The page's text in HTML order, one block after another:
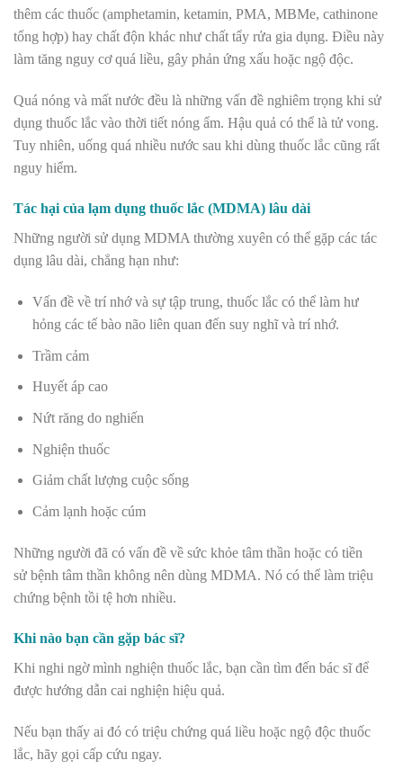
thêm các thuốc (amphetamin, ketamin, PMA, MBMe, cathinone
tổng hợp) hay chất độn khác như chất tẩy rửa gia dụng. Điều này
làm tăng nguy cơ quá liều, gây phản ứng xấu hoặc ngộ độc.
Quá nóng và mất nước đều là những vấn đề nghiêm trọng khi sử
dụng thuốc lắc vào thời tiết nóng ẩm. Hậu quả có thể là tử vong.
Tuy nhiên, uống quá nhiều nước sau khi dùng thuốc lắc cũng rất
nguy hiểm.
Tác hại của lạm dụng thuốc lắc (MDMA) lâu dài
Những người sử dụng MDMA thường xuyên có thể gặp các tác
dụng lâu dài, chẳng hạn như:
Vấn đề về trí nhớ và sự tập trung, thuốc lắc có thể làm hư
hỏng các tế bào não liên quan đến suy nghĩ và trí nhớ.
Trầm cảm
Huyết áp cao
Nứt răng do nghiến
Nghiện thuốc
Giảm chất lượng cuộc sống
Cảm lạnh hoặc cúm
Những người đã có vấn đề về sức khỏe tâm thần hoặc có tiền
sử bệnh tâm thần không nên dùng MDMA. Nó có thể làm triệu
chứng bệnh tồi tệ hơn nhiều.
Khi nào bạn cần gặp bác sĩ?
Khi nghi ngờ mình nghiện thuốc lắc, bạn cần tìm đến bác sĩ để
được hướng dẫn cai nghiện hiệu quả.
Nếu bạn thấy ai đó có triệu chứng quá liều hoặc ngộ độc thuốc
lắc, hãy gọi cấp cứu ngay.